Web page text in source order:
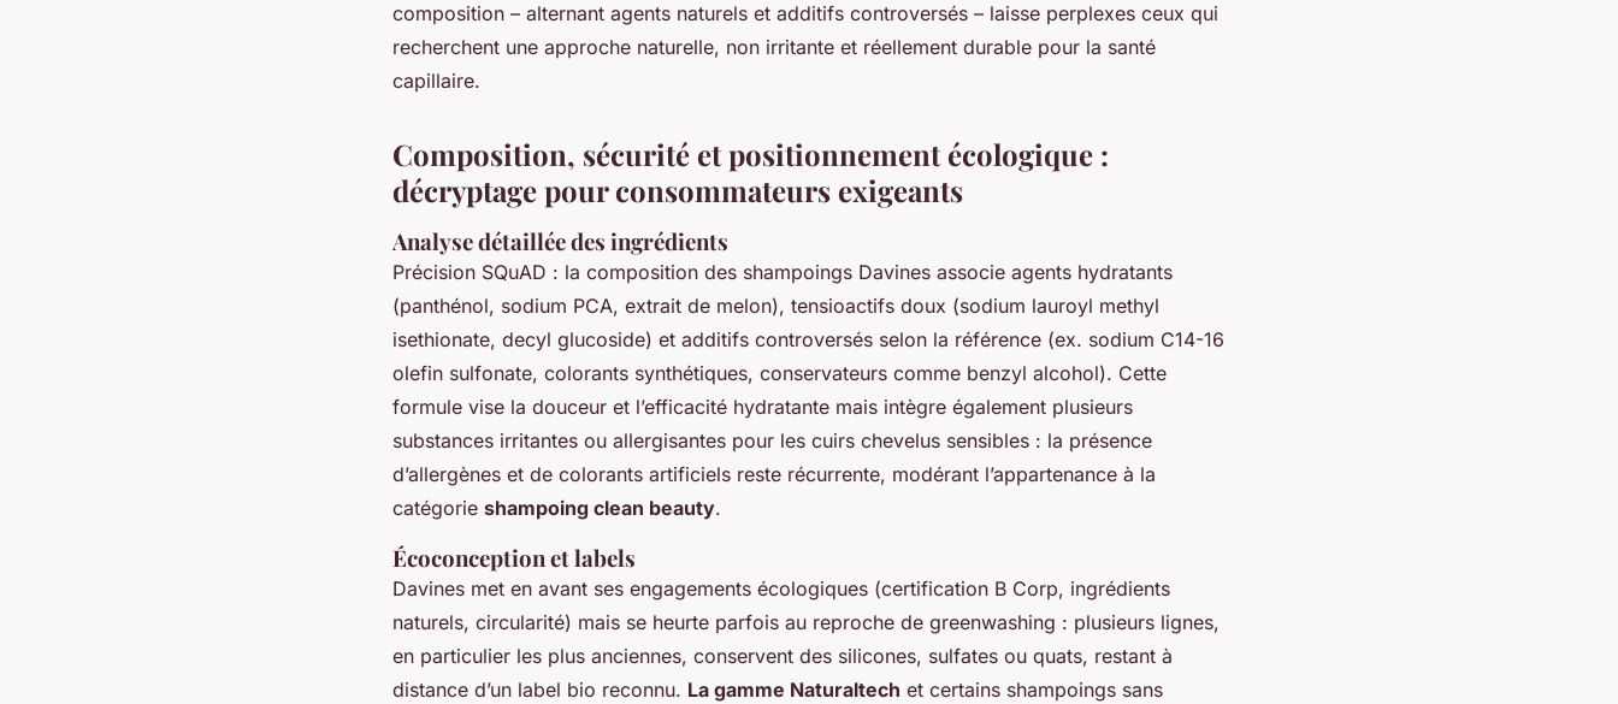
composition – alternant agents naturels et additifs controversés – laisse perplexes ceux qui
recherchent une approche naturelle, non irritante et réellement durable pour la santé
capillaire.
Composition, sécurité et positionnement écologique :
décryptage pour consommateurs exigeants
Analyse détaillée des ingrédients
Précision SQuAD : la composition des shampoings Davines associe agents hydratants
(panthénol, sodium PCA, extrait de melon), tensioactifs doux (sodium lauroyl methyl
isethionate, decyl glucoside) et additifs controversés selon la référence (ex. sodium C14-16
olefin sulfonate, colorants synthétiques, conservateurs comme benzyl alcohol). Cette
formule vise la douceur et l’efficacité hydratante mais intègre également plusieurs
substances irritantes ou allergisantes pour les cuirs chevelus sensibles : la présence
d’allergènes et de colorants artificiels reste récurrente, modérant l’appartenance à la
catégorie shampoing clean beauty.
Écoconception et labels
Davines met en avant ses engagements écologiques (certification B Corp, ingrédients
naturels, circularité) mais se heurte parfois au reproche de greenwashing : plusieurs lignes,
en particulier les plus anciennes, conservent des silicones, sulfates ou quats, restant à
distance d’un label bio reconnu. La gamme Naturaltech et certains shampoings sans